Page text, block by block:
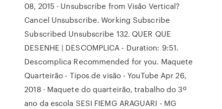
08, 2015 · Unsubscribe from Visão Vertical?
Cancel Unsubscribe. Working Subscribe
Subscribed Unsubscribe 132. QUER QUE
DESENHE | DESCOMPLICA - Duration: 9:51.
Descomplica Recommended for you. Maquete
Quarteirão - Tipos de visão - YouTube Apr 26,
2018 · Maquete do quarteirão, trabalho do 3º
ano da escola SESI FIEMG ARAGUARI - MG